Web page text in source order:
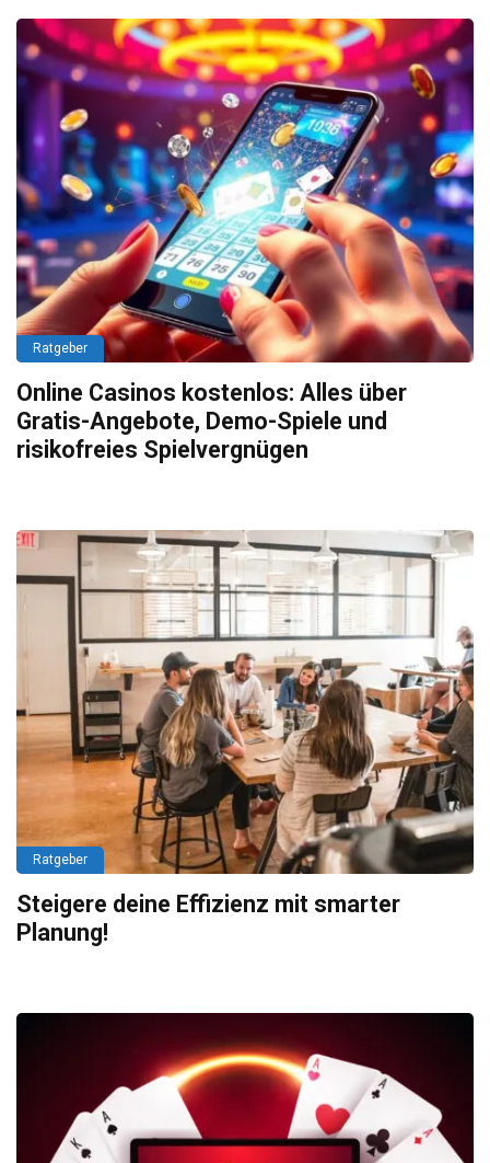
Ratgeber
Online Casinos kostenlos: Alles über
Gratis-Angebote, Demo-Spiele und
risikofreies Spielvergnügen
Ratgeber
Steigere deine Effizienz mit smarter
Planung!